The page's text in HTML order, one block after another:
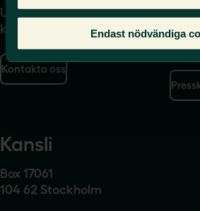
Endast nödvändiga
Uppgifter om hur du
kontaktar oss finns här.
Kontakta oss
på
se
Kansli
Box 17061
104 62 Stockholm